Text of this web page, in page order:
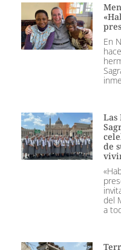
En
Las
de
del
a